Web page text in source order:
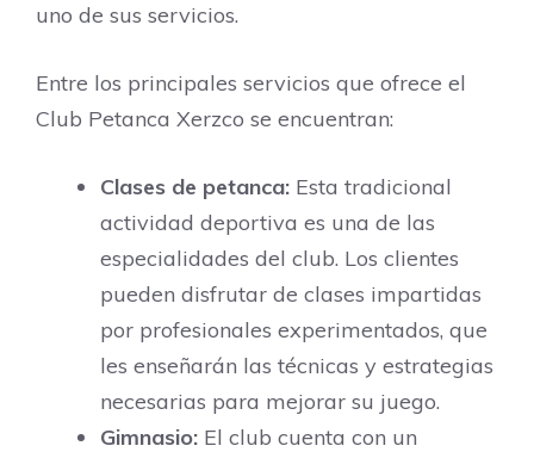
uno de sus servicios.
Entre los principales servicios que ofrece el
Club Petanca Xerzco se encuentran:
Clases de petanca: Esta tradicional
actividad deportiva es una de las
especialidades del club. Los clientes
pueden disfrutar de clases impartidas
por profesionales experimentados, que
les enseñarán las técnicas y estrategias
necesarias para mejorar su juego.
Gimnasio: El club cuenta con un